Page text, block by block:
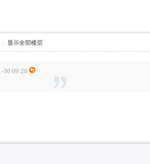
显示全部楼层
30 09:28